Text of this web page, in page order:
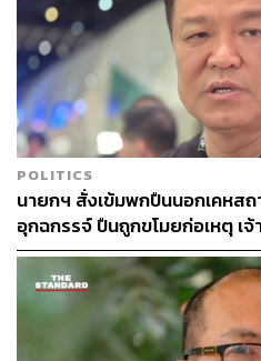
เสนอแนะแนวทางและม
ร่วมมือกับทุกภาคส่วน ทั้ง
ภาคประชาสังคม และป
การทุจริตต่อคณะรัฐมนต
ยุทธศาสตร์ชาติการป้อง
การปฏิบัติให้บังเกิดผลอย่
ระดับคะแนนดัชนีการรับรู้
(Corruption Perceptions
ส่งเสริมและสนับสนุนการ
ภาครัฐ รวมทั้งการอนุมัติ
ต่าง ๆ ของภาครัฐไปสู่ระ
และติดตามการแก้ไขกฎ
ขอให้เจ้าหน้าที่ของรัฐมา
POLITICS
นายกฯ สั่งเข้มพกปืนนอกเคหสถ
อุกฉกรรจ์ ปืนถูกขโมยก่อเหตุ เ